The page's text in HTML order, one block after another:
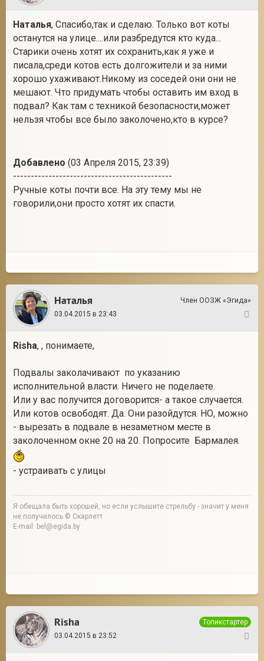
Наталья, Спасибо,так и сделаю. Только вот коты
останутся на улице....или разбредутся кто куда...
Старики очень хотят их сохранить,как я уже и
писала,среди котов есть долгожители и за ними
хорошо ухаживают.Никому из соседей они они не
мешают. Что придумать чтобы оставить им вход в
подвал? Как там с техникой безопасности,может
нельзя чтобы все было заколочено,кто в курсе?
Добавлено (03 Апреля 2015, 23:39)
---------------------------------------------
Ручные коты почти все. На эту тему мы не
говорили,они просто хотят их спасти.
Наталья
Член ООЗЖ «Эгида»
03.04.2015 в 23:43
Risha, , понимаете,
Подвалы заколачивают по указанию
исполнительной власти. Ничего не поделаете.
Или у вас получится договорится- а такое случается.
Или котов освободят. Да. Они разойдутся. НО, можно
- вырезать в подвале в незаметном месте в
заколоченном окне 20 на 20. Попросите Бармалея.
- устраивать с улицы
Я обещала быть хорошей, но если услышите стрельбу - значит у меня
не получилось © Скарлетт
E-mail: bel@egida.by
Risha
Топикстартер
03.04.2015 в 23:52